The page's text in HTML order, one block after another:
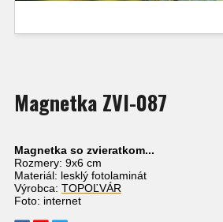
Magnetka ZVI-087
Magnetka so zvieratkom...
Rozmery: 9x6 cm
Materiál: lesklý fotolaminát
Výrobca: TOPOĽVÁR
Foto: internet